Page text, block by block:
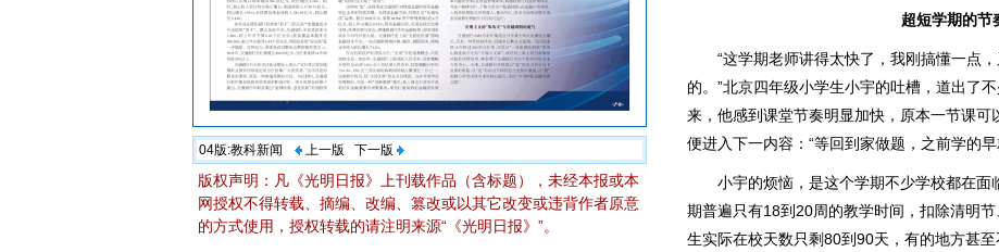
04版:教科新闻 上一版 下一版
版权声明：凡《光明日报》上刊载作品（含标题），未经本报或本
网授权不得转载、摘编、改编、篡改或以其它改变或违背作者原意
的方式使用，授权转载的请注明来源“《光明日报》”。
超短学期的节
“这学期老师讲得太快了，我刚搞懂一点，
的。”北京四年级小学生小宇的吐槽，道出了
来，他感到课堂节奏明显加快，原本一节课
便进入下一内容：“等回到家做题，之前学的
小宇的烦恼，是这个学期不少学校都在面
期普遍只有18到20周的教学时间，扣除清明
生实际在校天数只剩80到90天，有的地方甚